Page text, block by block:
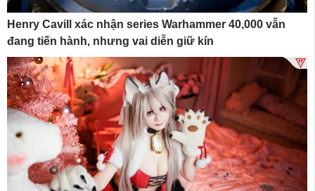
Henry Cavill xác nhận series Warhammer 40,000 vẫn
đang tiến hành, nhưng vai diễn giữ kín